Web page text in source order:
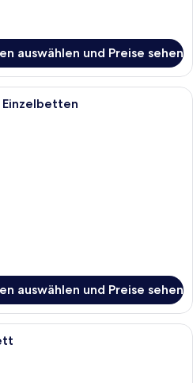
auswählen und Preise sehen
Deluxe-Zweibettzimmer, 2
auswählen und Preise sehen
Superior-Zimmer, 1 King-Bett |